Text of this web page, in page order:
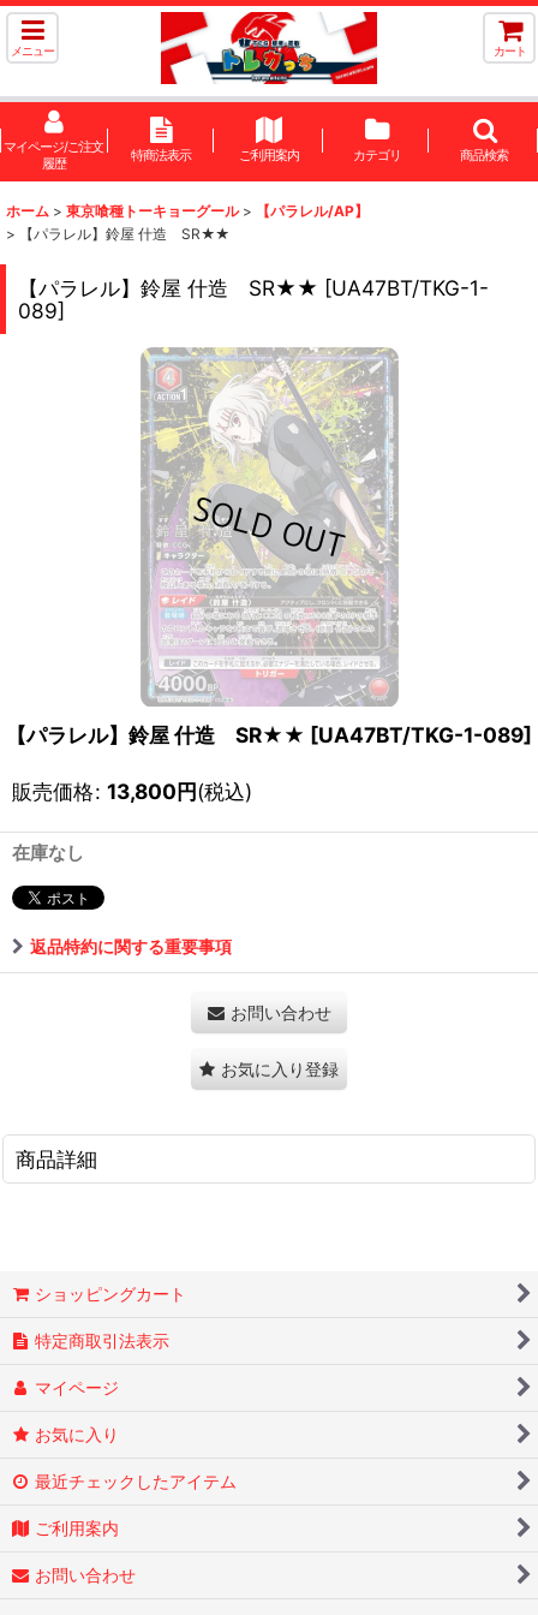
メニュー カート
マイページ/ご注文
履歴
特商法表示 ご利用案内 カテゴリ 商品検索
ホーム > 東京喰種トーキョーグール >
【パラレル/AP】
>
【パラレル】鈴屋 什造 SR★★
【パラレル】鈴屋 什造 SR★★ [UA47BT/TKG-1-
089]
【パラレル】鈴屋 什造 SR★★ [UA47BT/TKG-1-089]
販売価格: 13,800円(税込)
在庫なし
返品特約に関する重要事項
お問い合わせ
お気に入り登録
商品詳細
ショッピングカート
特定商取引法表示
マイページ
お気に入り
最近チェックしたアイテム
ご利用案内
お問い合わせ